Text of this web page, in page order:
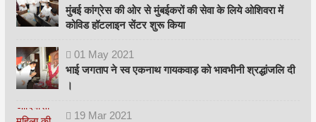
मुंबई कांग्रेस की ओर से मुंबईकरों की सेवा के लिये ओशिवरा में
कोविड हॉटलाइन सेंटर शुरू किया
01 May 2021
भाई जगताप ने स्व एकनाथ गायकवाड़ को भावभीनी श्रद्धांजलि दी
।
19 Mar 2021